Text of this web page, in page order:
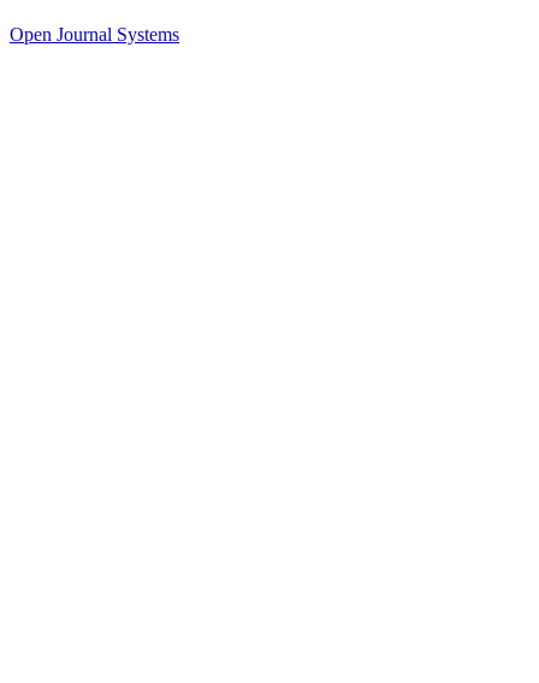
Open Journal Systems